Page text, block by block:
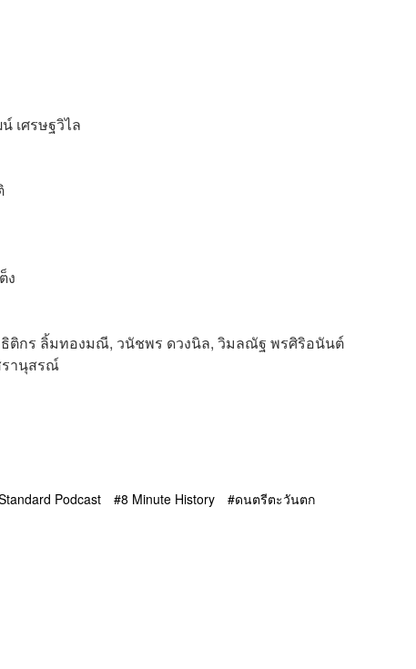
เศรษฐวิไล
ฟองดี
ง
ติกร ลิ้มทองมณี, วนัชพร ดวงนิล, วิมลณัฐ พรศิริอนันต์
านุสรณ์
Podcast 8 Minute History ดนตรีตะวันตก